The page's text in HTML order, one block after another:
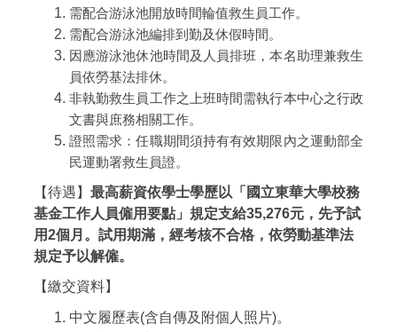
需配合游泳池開放時間輪值救生員工作。
需配合游泳池編排到勤及休假時間。
因應游泳池休池時間及人員排班，本名助理兼救生
員依勞基法排休。
非執勤救生員工作之上班時間需執行本中心之行政
文書與庶務相關工作。
證照需求：任職期間須持有有效期限內之運動部全
民運動署救生員證。
【待遇】 最高薪資依學士學歷以「國立東華大學校務
基金工作人員僱用要點」規定支給35,276元，先予試
用2個月。試用期滿，經考核不合格，依勞動基準法
規定予以解僱。
【繳交資料】
中文履歷表(含自傳及附個人照片)。